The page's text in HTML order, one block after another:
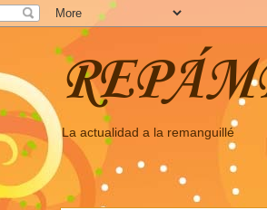
La actualidad a la remanguillé